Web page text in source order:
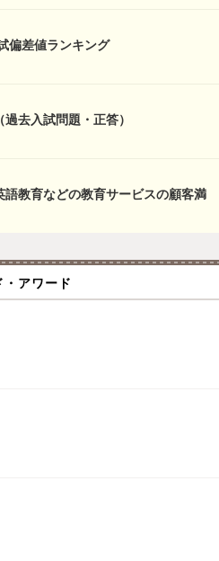
偏差値ランキング
去入試問題・正答）
語教育などの教育サービスの顧客満
・アワード